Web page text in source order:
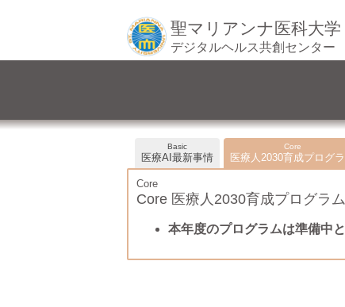
聖マリアンナ医科大学
デジタルヘルス共創センター
Basic
医療AI最新事情
Core
医療人2030育成プログ
Core
Core 医療人2030育成プログラム
本年度のプログラムは準備中と